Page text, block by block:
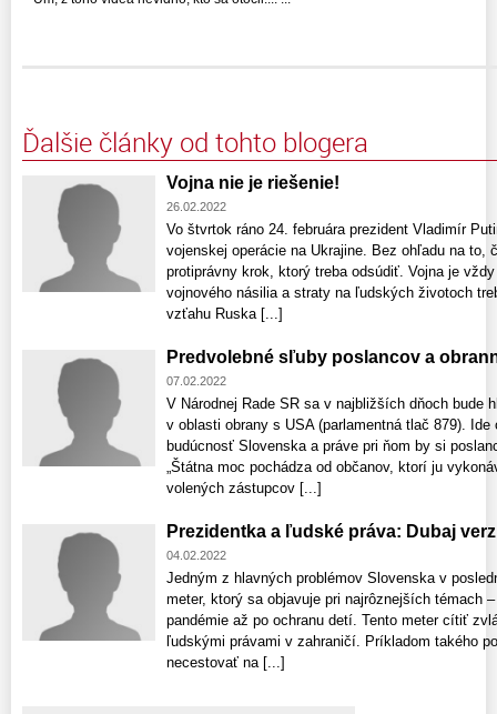
Ďalšie články od tohto blogera
Vojna nie je riešenie!
26.02.2022
Vo štvrtok ráno 24. februára prezident Vladimír
vojenskej operácie na Ukrajine. Bez ohľadu na to,
protiprávny krok, ktorý treba odsúdiť. Vojna je
vojnového násilia a straty na ľudských životoch
vzťahu Ruska [...]
Predvolebné sľuby poslancov a
07.02.2022
V Národnej Rade SR sa v najbližších dňoch bude
v oblasti obrany s USA (parlamentná tlač 879).
budúcnosť Slovenska a práve pri ňom by si
„Štátna moc pochádza od občanov, ktorí ju
volených zástupcov [...]
Prezidentka a ľudské práva: Dubaj
04.02.2022
Jedným z hlavných problémov Slovenska v
meter, ktorý sa objavuje pri najrôznejších témach
pandémie až po ochranu detí. Tento meter cítiť
ľudskými právami v zahraničí. Príkladom takého
necestovať na [...]